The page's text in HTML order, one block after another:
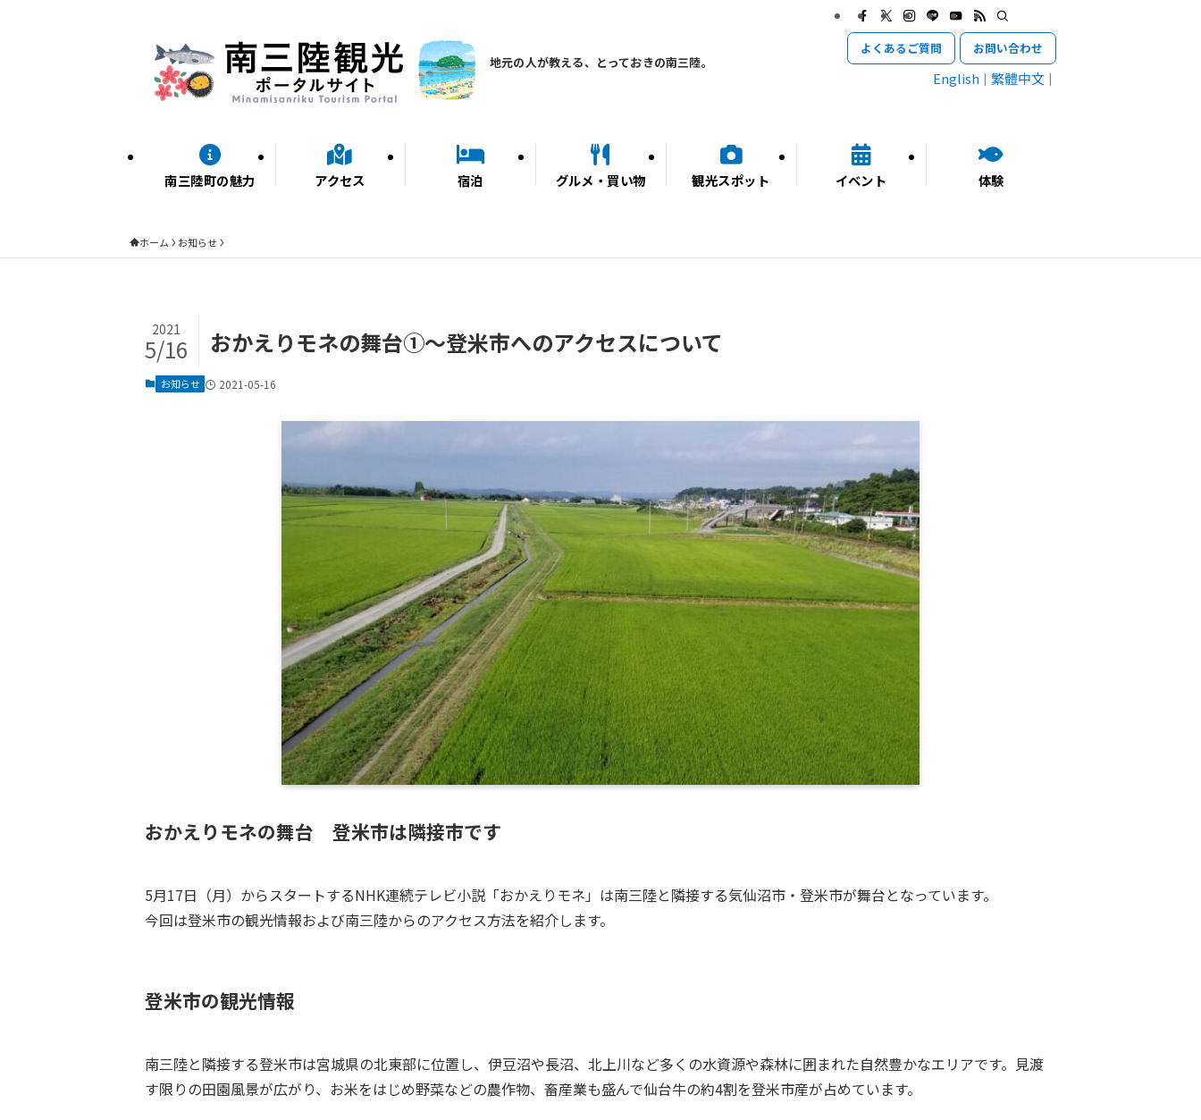
地元の人が教える、とっておきの南三陸。
南三陸町の魅力 アクセス 宿泊 グルメ・買い物 観光スポット イベント 体験
よくあるご質問 お問い合わせ
English 繁體中文
ホーム お知らせ
おかえりモネの舞台①～登米市へのアクセスについて
2021
5/16
お知らせ 2021-05-16
おかえりモネの舞台 登米市は隣接市です
5月17日（月）からスタートするNHK連続テレビ小説「おかえりモネ」は南三陸と隣接する気仙沼市・登米市が舞台となっています。
今回は登米市の観光情報および南三陸からのアクセス方法を紹介します。
登米市の観光情報
南三陸と隣接する登米市は宮城県の北東部に位置し、伊豆沼や長沼、北上川など多くの水資源や森林に囲まれた自然豊かなエリアです。見渡
す限りの田園風景が広がり、お米をはじめ野菜などの農作物、畜産業も盛んで仙台牛の約4割を登米市産が占めています。